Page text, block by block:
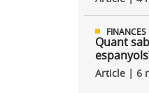
FINANCES
Quant
Article | 6